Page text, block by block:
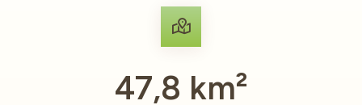
47,8 km²